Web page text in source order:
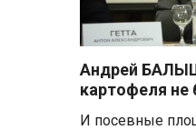
Андрей
картофеля не
И посевные